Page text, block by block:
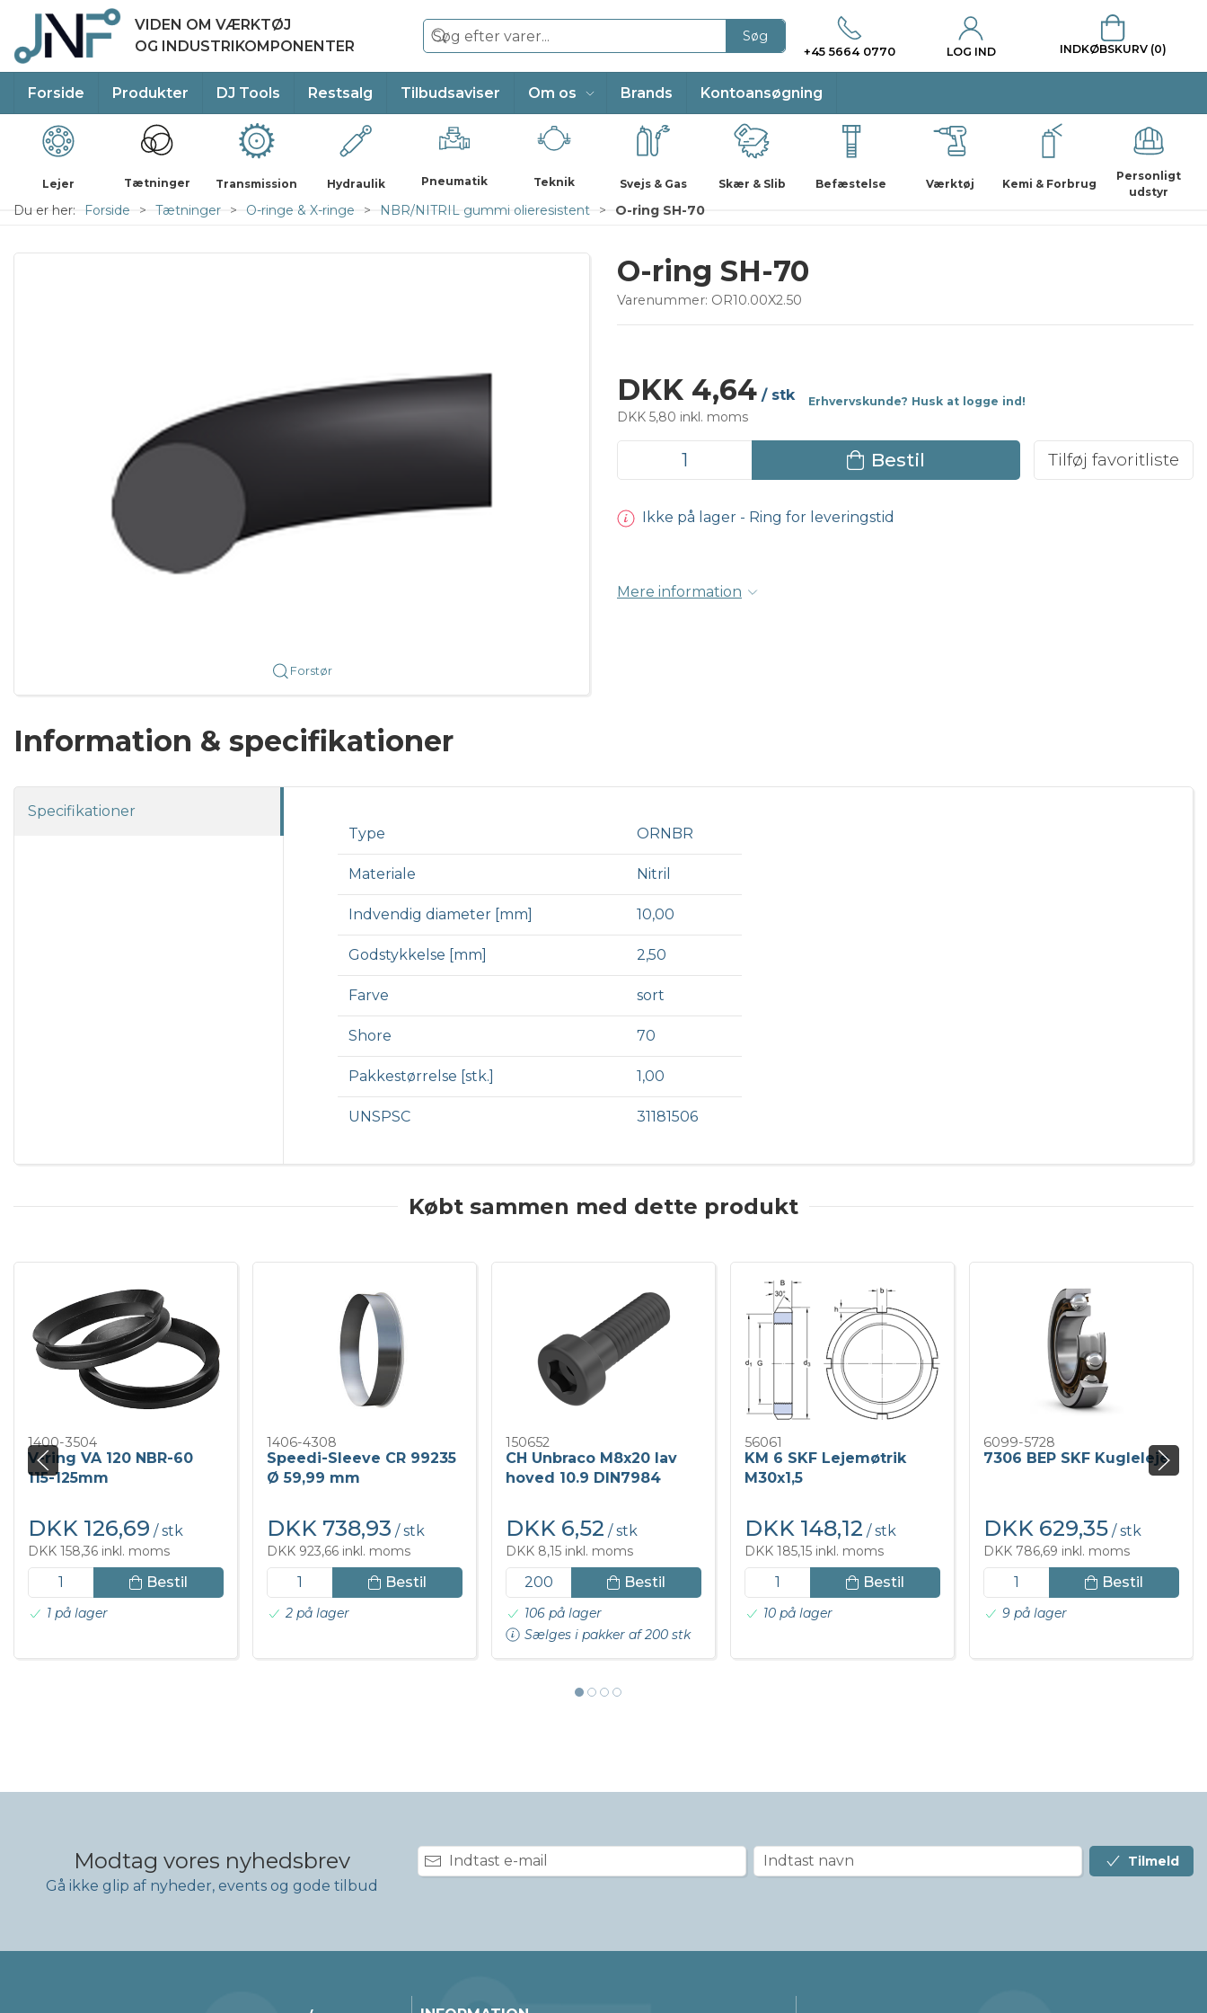
VIDEN OM VÆRKTØJ
OG INDUSTRIKOMPONENTER
Søg
+45 5664 0770 LOG IND INDKØBSKURV (0)
Forside Produkter DJ Tools Restsalg Tilbudsaviser Om os Brands Kontoansøgning
Lejer Tætninger Transmission Hydraulik Pneumatik Teknik Svejs & Gas Skær & Slib Befæstelse Værktøj Kemi & Forbrug
Personligt
udstyr
Du er her: Forside Tætninger O-ringe & X-ringe NBR/NITRIL gummi olieresistent O-ring SH-70
Forstør
O-ring SH-70
Varenummer: OR10.00X2.50
DKK 4,64 / stk Erhvervskunde? Husk at logge ind!
DKK 5,80 inkl. moms
Bestil Tilføj favoritliste
Ikke på lager - Ring for leveringstid
Mere information
Information & specifikationer
Specifikationer
Type
ORNBR
Materiale Nitril
Indvendig diameter [mm] 10,00
Godstykkelse [mm] 2,50
Farve sort
Shore 70
Pakkestørrelse [stk.] 1,00
UNSPSC 31181506
Købt sammen med dette produkt
1400-3504
V-ring VA 120 NBR-60
115-125mm
DKK 126,69 / stk
DKK 158,36 inkl. moms
Bestil
1 på lager
1406-4308
Speedi-Sleeve CR 99235
Ø 59,99 mm
DKK 738,93 / stk
DKK 923,66 inkl. moms
Bestil
2 på lager
150652
CH Unbraco M8x20 lav
hoved 10.9 DIN7984
DKK 6,52 / stk
DKK 8,15 inkl. moms
Bestil
106 på lager
Sælges i pakker af 200 stk
56061
KM 6 SKF Lejemøtrik
M30x1,5
DKK 148,12 / stk
DKK 185,15 inkl. moms
Bestil
10 på lager
6099-5728
7306 BEP SKF Kugleleje
DKK 629,35 / stk
DKK 786,69 inkl. moms
Bestil
9 på lager
Modtag vores nyhedsbrev
Gå ikke glip af nyheder, events og gode tilbud
Tilmeld